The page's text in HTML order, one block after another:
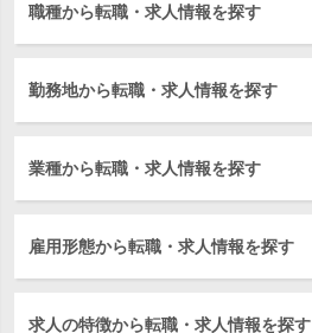
職種から転職・求人情報を探す
勤務地から転職・求人情報を探す
業種から転職・求人情報を探す
雇用形態から転職・求人情報を探す
求人の特徴から転職・求人情報を探す